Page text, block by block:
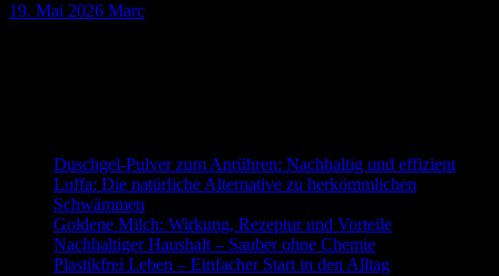
19. Mai 2026 Marc
Duschgel-Pulver zum Anrühren: Nachhaltig und effizient
Luffa: Die natürliche Alternative zu herkömmlichen
Schwämmen
Goldene Milch: Wirkung, Rezeptur und Vorteile
Nachhaltiger Haushalt – Sauber ohne Chemie
Plastikfrei Leben – Einfacher Start in den Alltag